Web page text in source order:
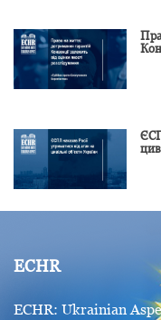
ECHR
ECHR: Ukrainian